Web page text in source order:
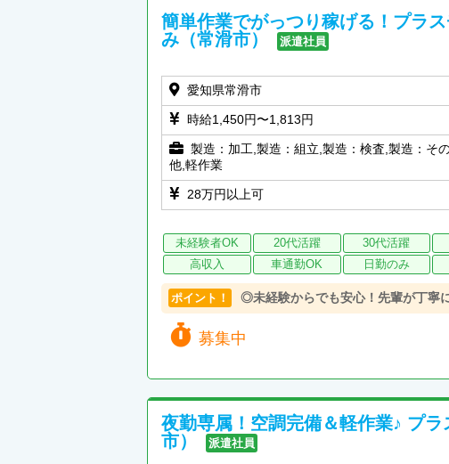
簡単作業でがっつり稼げる！プラ
み（常滑市）
派遣社員
愛知県常滑市
時給1,450円〜1,813円
製造：加工,製造：組立,製造：検査,製造：そ
他,軽作業
28万円以上可
未経験者OK 20代活躍 30代活躍
高収入
車通勤OK 日勤のみ
ポイント！ ◎未経験からでも安心！先輩が丁寧
募集中
夜勤専属！空調完備＆軽作業♪ プ
市）
派遣社員